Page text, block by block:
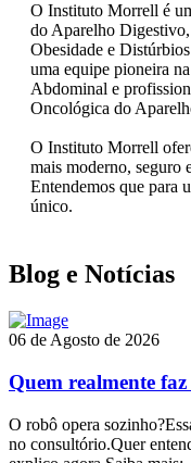
O Instituto Morrell é
do Aparelho
Obesidade e
uma equipe pioneira
Abdominal e
Oncológica do
O Instituto Morrell
mais moderno, seguro
Entendemos que para
único.
Blog e Notícias
06 de Agosto de 2026
Quem realmente
O robô opera
no consultório.Quer